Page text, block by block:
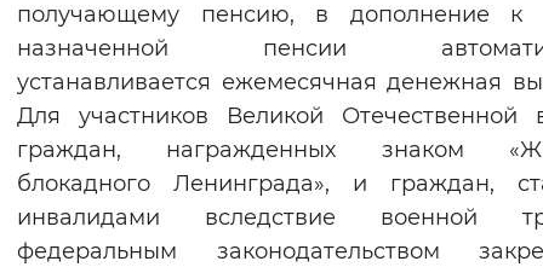
получающему пенсию, в дополнение к
назначенной пенсии
устанавливается ежемесячная денежная
Для участников Великой Отечественной
граждан, награжденных знаком
блокадного Ленинграда», и граждан,
инвалидами вследствие военной
федеральным законодательством